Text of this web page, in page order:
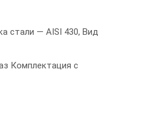
стали — AISI 430, Вид
Комплектация с